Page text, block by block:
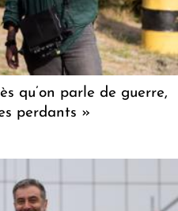
qu’on parle de guerre,
perdants »